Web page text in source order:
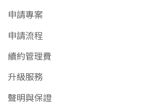
申請專案
申請流程
續約管理費
升級服務
聲明與保證